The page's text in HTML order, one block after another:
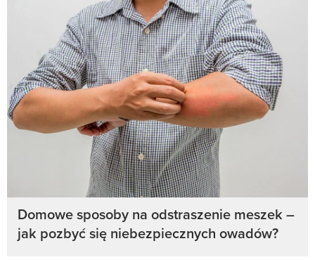
Domowe sposoby na odstraszenie meszek –
jak pozbyć się niebezpiecznych owadów?